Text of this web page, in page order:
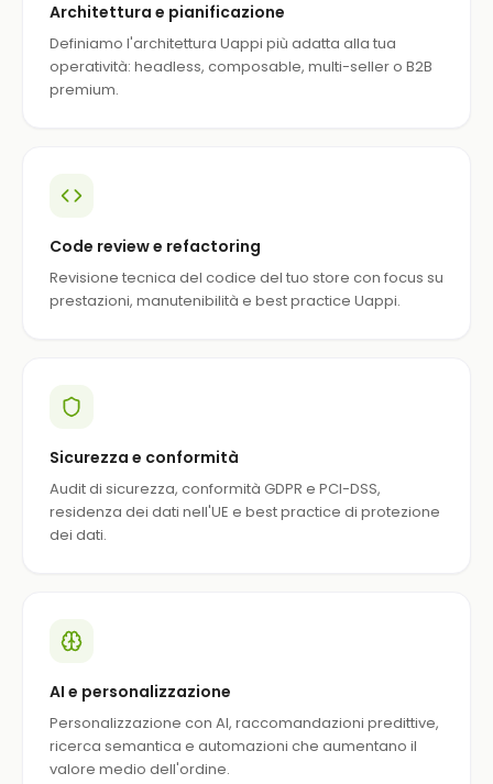
Architettura e pianificazione
Definiamo l'architettura Uappi più adatta alla tua
operatività: headless, composable, multi-seller o B2B
premium.
Code review e refactoring
Revisione tecnica del codice del tuo store con focus su
prestazioni, manutenibilità e best practice Uappi.
Sicurezza e conformità
Audit di sicurezza, conformità GDPR e PCI-DSS,
residenza dei dati nell'UE e best practice di protezione
dei dati.
AI e personalizzazione
Personalizzazione con AI, raccomandazioni predittive,
ricerca semantica e automazioni che aumentano il
valore medio dell'ordine.